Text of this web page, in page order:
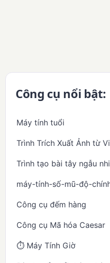
Công cụ nổi bật:
Máy tính tuổi
Trình Trích Xuất Ảnh từ
Trình tạo bài tây ngẫu
máy-tính-số-mũ-độ-
Công cụ đếm hàng
Công cụ Mã hóa Caesar
⏱️ Máy Tính Giờ